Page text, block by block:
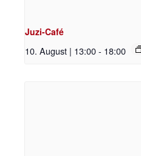
Juzi-Café
10. August | 13:00- 18:00